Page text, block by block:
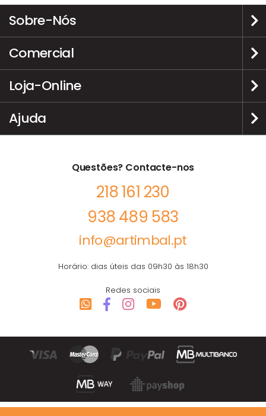
Sobre-Nós
Comercial
Loja-Online
Ajuda
Questões? Contacte-nos
218 161 230
938 489 583
info@artimbal.pt
Horário: dias úteis das 09h30 às 18h30
Redes sociais